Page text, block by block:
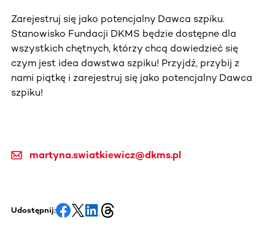
Zarejestruj się jako potencjalny Dawca szpiku.
Stanowisko Fundacji DKMS będzie dostępne dla
wszystkich chętnych, którzy chcą dowiedzieć się
czym jest idea dawstwa szpiku! Przyjdź, przybij z
nami piątkę i zarejestruj się jako potencjalny Dawca
szpiku!
martyna.swiatkiewicz@dkms.pl
Udostępnij: